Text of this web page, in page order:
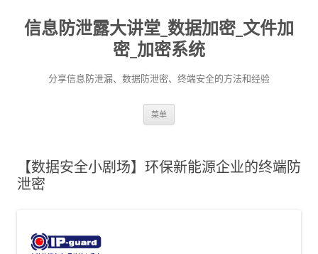
信息防泄露大讲堂_数据加密_文件加
密_加密系统
分享信息防泄漏、数据防泄密、终端安全的方法和经验
菜单
【数据安全小剧场】环保新能源企业的终端防
泄密